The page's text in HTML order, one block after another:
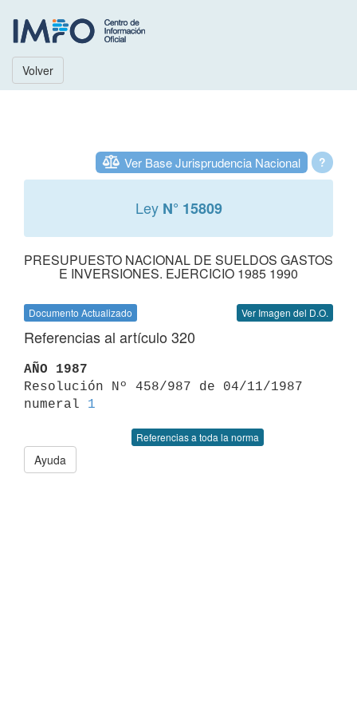
Volver
?
Ver Base Jurisprudencia Nacional
Ley N° 15809
PRESUPUESTO NACIONAL DE SUELDOS GASTOS
E INVERSIONES. EJERCICIO 1985 1990
Documento Actualizado Ver Imagen del D.O.
Referencias al artículo 320
AÑO 1987
Resolución Nº 458/987 de 04/11/1987
numeral 1
Referencias a toda la norma
Ayuda